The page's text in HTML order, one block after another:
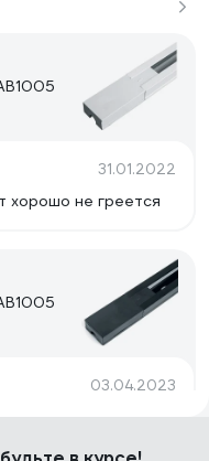
31.01.2022
Электрическую нагрузку держит хорошо не греется
03.04.2023